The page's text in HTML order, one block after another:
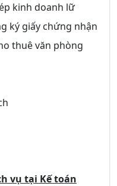
kinh doanh lữ
ký giấy chứng nhận
thuê văn phòng
vụ tại Kế toán